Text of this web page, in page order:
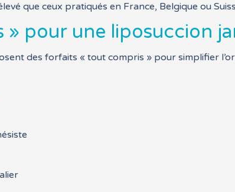
que ceux pratiqués en France, Belgique ou
pour une liposuccion
des forfaits « tout compris » pour simplifier